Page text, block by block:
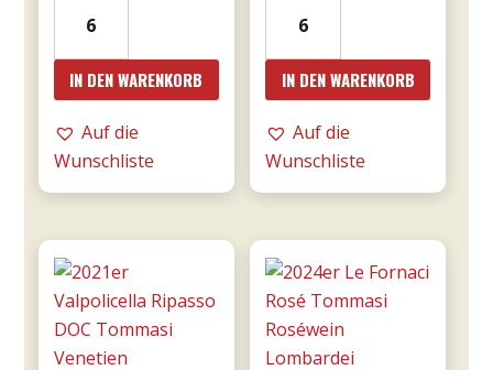
Franco
Primitivo
Manduria
-
Menge
IN DEN WARENKORB
Auf die
Wunschliste
Giunco
-
MESA
Menge
IN DEN WARENKORB
Auf die
Wunschliste